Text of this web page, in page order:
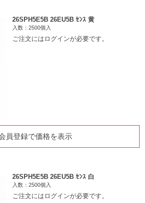
26SPH5E5B 26EU5B ｾﾝｽ 黄
入数：2500個入
ご注文にはログインが必要です。
員登録で価格を表示
26SPH5E5B 26EU5B ｾﾝｽ 白
入数：2500個入
ご注文にはログインが必要です。